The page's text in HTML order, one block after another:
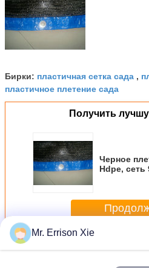
Бирки: пластичная сетка сада ,
пластичное плетение сада
Получить
Черное
Hdpe, сеть
Больше
Mr. Errison Xie